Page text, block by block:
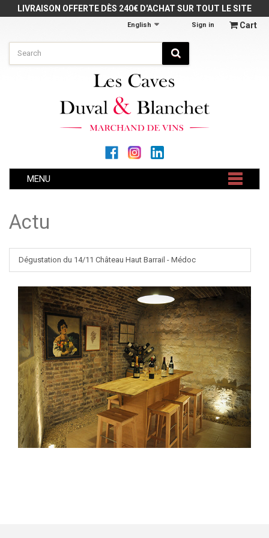
LIVRAISON OFFERTE DÈS 240€ D'ACHAT SUR TOUT LE SITE
Cart
Sign in
English
MENU
Actu
Dégustation du 14/11 Château Haut Barrail - Médoc
Cookies management panel